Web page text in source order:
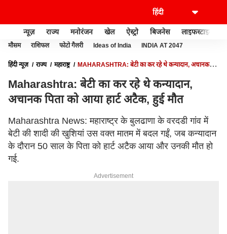
न्यूज़ राज्य मनोरंजन खेल ऐस्ट्रो बिजनेस लाइफस्टाइल
मौसम राशिफल फोटो गैलरी Ideas of India INDIA AT 2047
हिंदी न्यूज़ राज्य महाराष्ट्र
MAHARASHTRA: बेटी का कर रहे थे कन्यादान, अचानक
Maharashtra: बेटी का कर रहे थे कन्यादान,
अचानक पिता को आया हार्ट अटैक, हुई मौत
Maharashtra News: महाराष्ट्र के बुलढाणा के वरदडी गांव में
बेटी की शादी की खुशियां उस वक्त मातम में बदल गईं, जब कन्यादान
के दौरान 50 साल के पिता को हार्ट अटैक आया और उनकी मौत हो
गई.
Advertisement